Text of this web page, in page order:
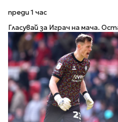
преди 1 час
Гласувай за Играч на мача.